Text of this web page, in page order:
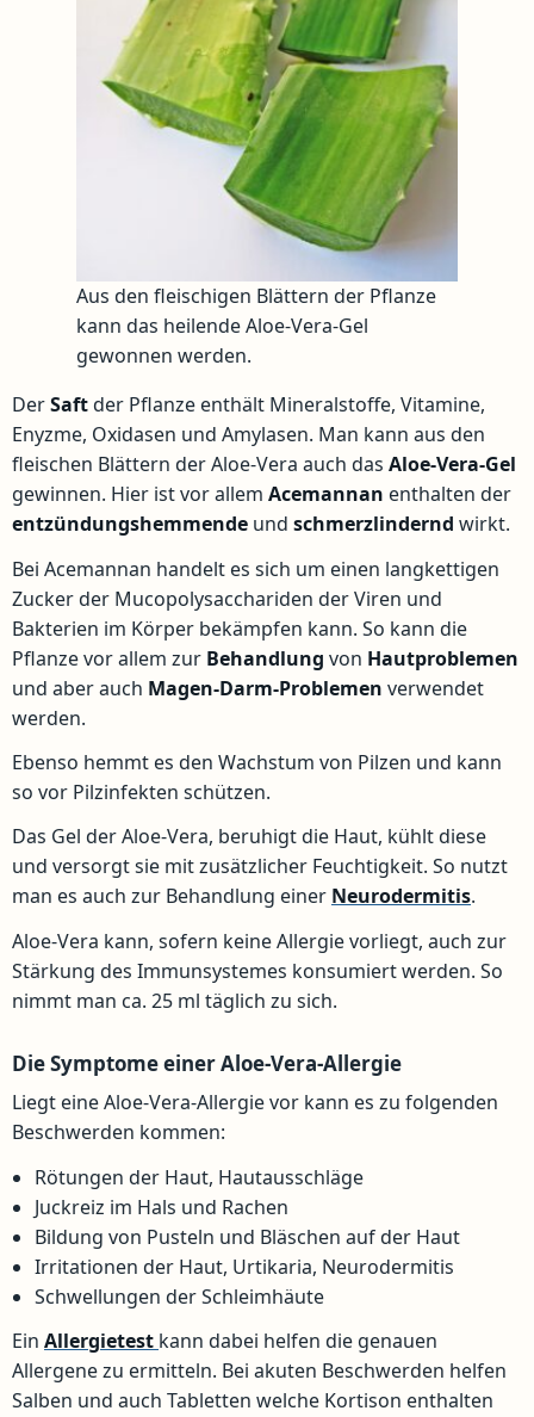
Aus den fleischigen Blättern der Pflanze
kann das heilende Aloe-Vera-Gel
gewonnen werden.
DerSaftder Pflanze enthält Mineralstoffe, Vitamine,
Enyzme, Oxidasen und Amylasen. Man kann aus den
fleischen Blättern der Aloe-Vera auch das Aloe-Vera-Gel
gewinnen. Hier ist vor allem Acemannan enthalten der
entzündungshemmende und schmerzlindernd wirkt.
Bei Acemannan handelt es sich um einen langkettigen
Zucker der Mucopolysacchariden der Viren und
Bakterien im Körper bekämpfen kann. So kann die
Pflanze vor allem zur Behandlung von Hautproblemen
und aber auch Magen-Darm-Problemen verwendet
werden.
Ebenso hemmt es den Wachstum von Pilzen und kann
so vor Pilzinfekten schützen.
Das Gel der Aloe-Vera, beruhigt die Haut, kühlt diese
und versorgt sie mit zusätzlicher Feuchtigkeit. So nutzt
man es auch zur Behandlung einer Neurodermitis.
Aloe-Vera kann, sofern keine Allergie vorliegt, auch zur
Stärkung des Immunsystemes konsumiert werden. So
nimmt man ca. 25 ml täglich zu sich.
Die Symptome einer Aloe-Vera-Allergie
Liegt eine Aloe-Vera-Allergie vor kann es zu folgenden
Beschwerden kommen:
Rötungen der Haut, Hautausschläge
Juckreiz im Hals und Rachen
Bildung von Pusteln und Bläschen auf der Haut
Irritationen der Haut, Urtikaria, Neurodermitis
Schwellungen der Schleimhäute
Ein Allergietest kann dabei helfen die genauen
Allergene zu ermitteln. Bei akuten Beschwerden helfen
Salben und auch Tabletten welche Kortison enthalten